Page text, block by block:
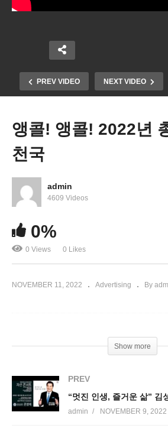
PREV VIDEO NEXT VIDEO
킹스파 King Spa VA!
앵콜! 앵콜! 2022년
천국
admin
4609 Videos
0%
0 Views 0 Likes
NOVEMBER 11, 2022 Advertising By
Show more
PREV
“멋진 인생, 즐거운 삶” 김
admin NOVEMBER 9, 2022